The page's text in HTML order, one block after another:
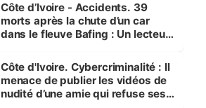
Côte d’Ivoire - Accidents. 39
morts après la chute d’un car
dans le fleuve Bafing : Un lecteur
des Transports
Côte d'Ivoire. Cybercriminalité : Il
menace de publier les vidéos de
nudité d’une amie qui refuse ses